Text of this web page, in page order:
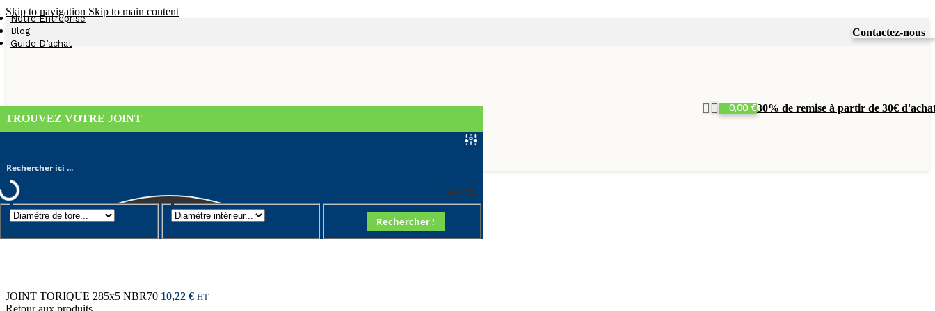
Skip to navigation Skip to main content
Notre Entreprise
Blog
Guide D’achat
Contactez-nous
TROUVEZ VOTRE JOINT
Search
Rechercher !
0,00€30% de remise à partir de 30€
JOINT TORIQUE 285x5 NBR70 10,22 € HT
Retour aux produits